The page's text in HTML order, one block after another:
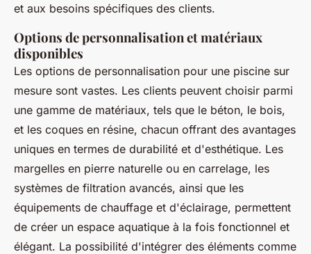
et aux besoins spécifiques des clients.
Options de personnalisation et matériaux
disponibles
Les options de personnalisation pour une piscine sur
mesure sont vastes. Les clients peuvent choisir parmi
une gamme de matériaux, tels que le béton, le bois,
et les coques en résine, chacun offrant des avantages
uniques en termes de durabilité et d'esthétique. Les
margelles en pierre naturelle ou en carrelage, les
systèmes de filtration avancés, ainsi que les
équipements de chauffage et d'éclairage, permettent
de créer un espace aquatique à la fois fonctionnel et
élégant. La possibilité d'intégrer des éléments comme